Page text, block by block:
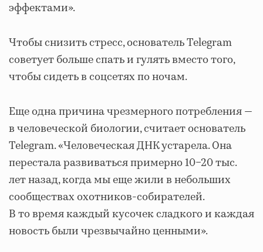
эффектами».
Чтобы снизить стресс, основатель Telegram
советует больше спать и гулять вместо того,
чтобы сидеть в соцсетях по ночам.
Еще одна причина чрезмерного потребления —
в человеческой биологии, считает основатель
Telegram. «Человеческая ДНК устарела. Она
перестала развиваться примерно 10−20 тыс.
лет назад, когда мы еще жили в небольших
сообществах охотников-собирателей.
В то время каждый кусочек сладкого и каждая
новость были чрезвычайно ценными».